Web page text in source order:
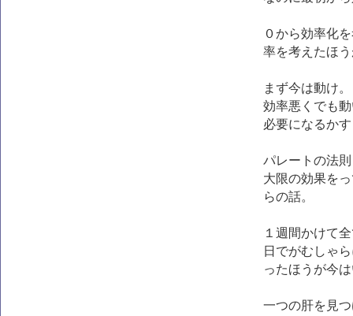
０から効率化
率を考えたほ
まず今は動け。
効率悪くでも
必要になるか
パレートの法
大限の効果を
らの話。
１週間かけて
日でがむしゃ
ったほうが今
一つの肝を見